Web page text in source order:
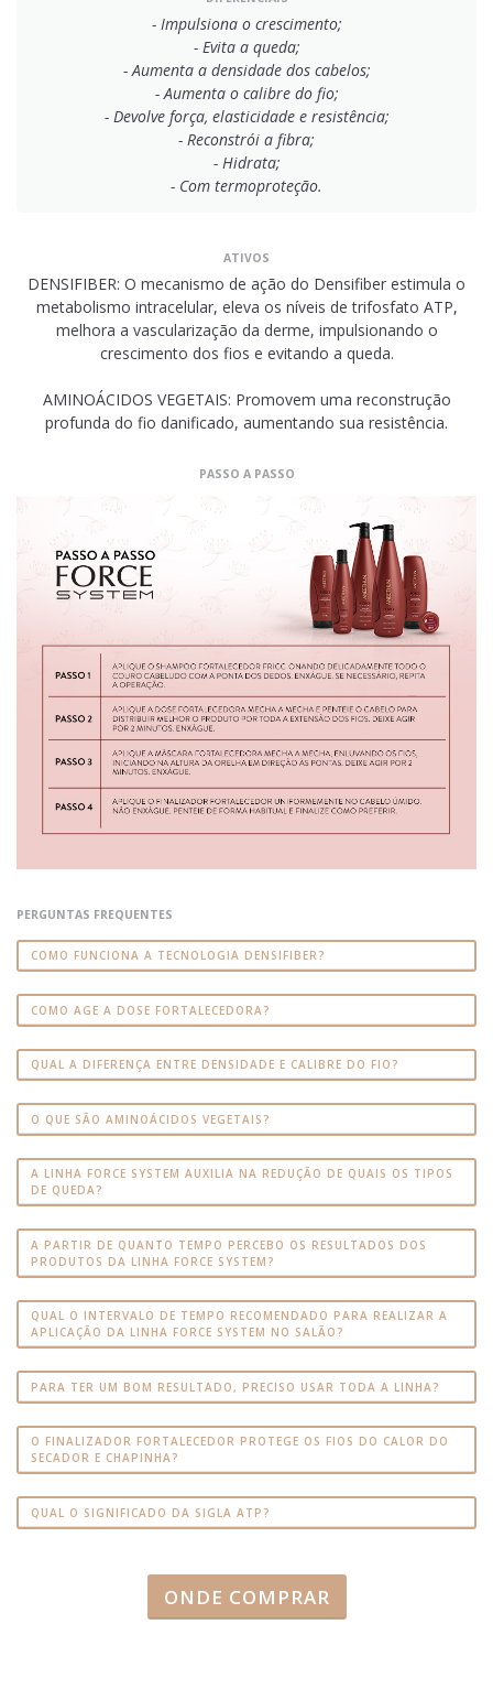
- Impulsiona o crescimento;
- Evita a queda;
- Aumenta a densidade dos cabelos;
- Aumenta o calibre do fio;
- Devolve força, elasticidade e resistência;
- Reconstrói a fibra;
- Hidrata;
- Com termoproteção.
ATIVOS
DENSIFIBER: O mecanismo de ação do Densifiber estimula o
metabolismo intracelular, eleva os níveis de trifosfato ATP,
melhora a vascularização da derme, impulsionando o
crescimento dos fios e evitando a queda.
AMINOÁCIDOS VEGETAIS: Promovem uma reconstrução
profunda do fio danificado, aumentando sua resistência.
PASSO A PASSO
PERGUNTAS FREQUENTES
COMO FUNCIONA A TECNOLOGIA DENSIFIBER?
COMO AGE A DOSE FORTALECEDORA?
QUAL A DIFERENÇA ENTRE DENSIDADE E CALIBRE DO FIO?
O QUE SÃO AMINOÁCIDOS VEGETAIS?
A LINHA FORCE SYSTEM AUXILIA NA REDUÇÃO DE QUAIS OS TIPOS
DE QUEDA?
A PARTIR DE QUANTO TEMPO PERCEBO OS RESULTADOS DOS
PRODUTOS DA LINHA FORCE SYSTEM?
QUAL O INTERVALO DE TEMPO RECOMENDADO PARA REALIZAR A
APLICAÇÃO DA LINHA FORCE SYSTEM NO SALÃO?
PARA TER UM BOM RESULTADO, PRECISO USAR TODA A LINHA?
O FINALIZADOR FORTALECEDOR PROTEGE OS FIOS DO CALOR DO
SECADOR E CHAPINHA?
QUAL O SIGNIFICADO DA SIGLA ATP?
ONDE COMPRAR